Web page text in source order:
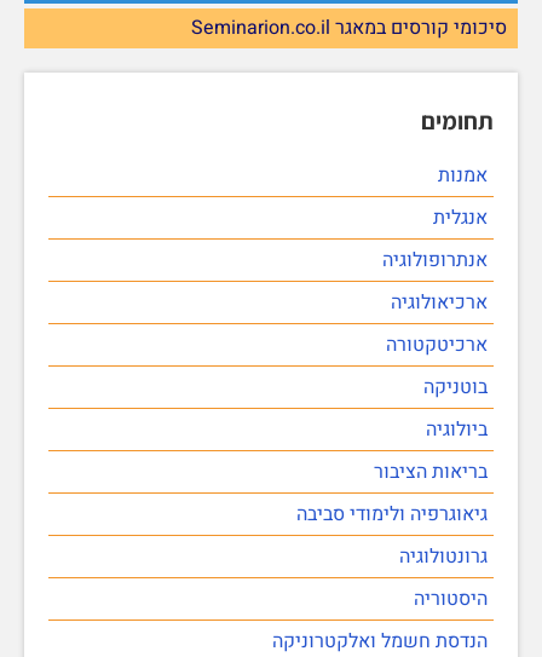
סיכומי קורסים במאגר Seminarion.co.il
תחומים
אמנות
אנגלית
אנתרופולוגיה
ארכיאולוגיה
ארכיטקטורה
בוטניקה
ביולוגיה
בריאות הציבור
גיאוגרפיה ולימודי סביבה
גרונטולוגיה
היסטוריה
הנדסת חשמל ואלקטרוניקה